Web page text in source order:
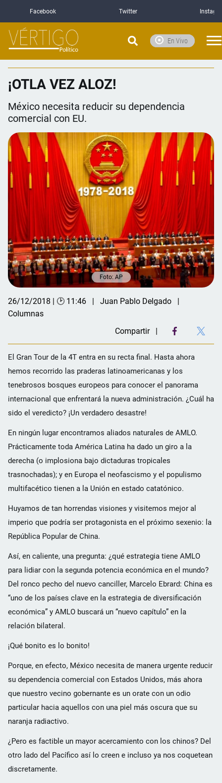
Facebook Twitter
En Vivo
¡OTLA VEZ ALOZ!
México necesita reducir su dependencia
comercial con EU.
Foto: AP
26/12/2018 | 🕑 11:46
Juan Pablo Delgado
Columnas
Compartir
El Gran Tour de la 4T entra en su recta final. Hasta ahora
hemos recorrido las praderas latinoamericanas y los
tenebrosos bosques europeos para conocer el panorama
internacional que enfrentará la nueva administración. ¿Cuál ha
sido el veredicto? ¡Un verdadero desastre!
En ningún lugar encontramos aliados naturales de AMLO.
Prácticamente toda América Latina ha dado un giro a la
derecha (o implosiona bajo dictaduras tropicales
trasnochadas); y en Europa el neofascismo y el populismo
multifacético tienen a la Unión en estado catatónico.
Huyamos de tan horrendas visiones y visitemos mejor al
imperio que podría ser protagonista en el próximo sexenio: la
República Popular de China.
Así, en caliente, una pregunta: ¿qué estrategia tiene AMLO
para lidiar con la segunda potencia económica en el mundo?
Del ronco pecho del nuevo canciller, Marcelo Ebrard: China es
“uno de los países clave en la estrategia de diversificación
económica” y AMLO buscará un “nuevo capítulo” en la
relación bilateral.
¡Qué bonito es lo bonito!
Porque, en efecto, México necesita de manera urgente reducir
su dependencia comercial con Estados Unidos, más ahora
que nuestro vecino gobernante es un orate con un odio
particular hacia aquellos con una piel más oscura que su
naranja radiactivo.
¿Pero es factible un mayor acercamiento con los chinos? Del
otro lado del Pacífico así lo creen e incluso ya nos coquetean
discretamente.